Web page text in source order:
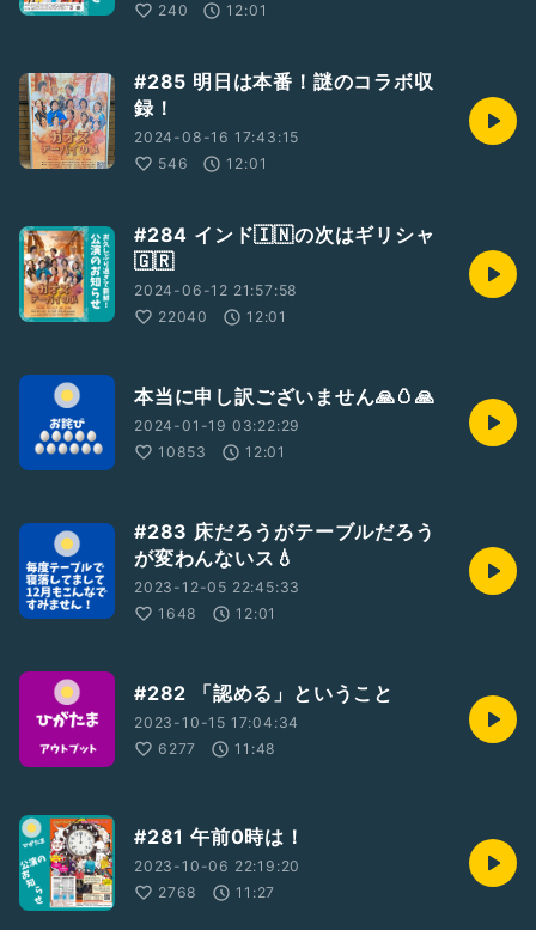
240
12:01
#285 明日は本番！謎のコラボ収
録！
2024-08-16 17:43:15
546
12:01
#284 インド🇮🇳の次はギリシャ
🇬🇷
2024-06-12 21:57:58
22040
12:01
本当に申し訳ございません🙏🥚🙏
2024-01-19 03:22:29
10853
12:01
#283 床だろうがテーブルだろう
が変わんないス💧
2023-12-05 22:45:33
1648
12:01
#282 「認める」ということ
2023-10-15 17:04:34
6277
11:48
#281 午前0時は！
2023-10-06 22:19:20
2768
11:27